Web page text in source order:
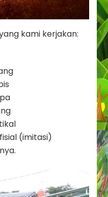
kami kerjakan:
(imitasi)